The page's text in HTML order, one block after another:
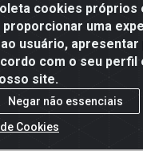
cookies próprios
uma
usuário, apresentar
com o seu perfil
site.
Negar não essenciais
Cookies
Distribuidora de
Candido Aleixo, 148 -
000 - 31.391.008/